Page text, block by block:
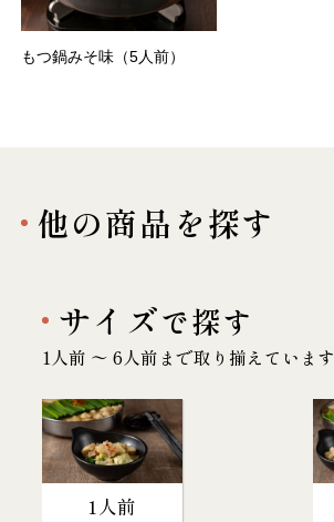
もつ鍋みそ味（5人前）
他の商品を探す
サイズで探す
1人前 〜 6人前まで取り揃えています
1人前